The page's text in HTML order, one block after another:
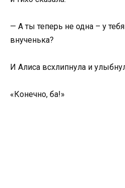
— А ты теперь не одна – у
внученька?
И Алиса всхлипнула и
«Конечно, ба!»